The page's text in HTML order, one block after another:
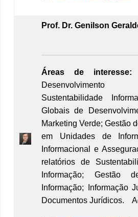
Prof. Dr. Genilson
Áreas de interesse:
Sustentabilidade
Globais de
Marketing Verde; Gestão
em Unidades de
Informacional e
relatórios de
Informação; Gestão
Informação; Informação
Documentos Jurídicos.